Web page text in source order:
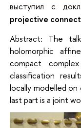
выступил с
projective
Abstract: The
holomorphic
compact
classification
locally modelled
last part is a joint